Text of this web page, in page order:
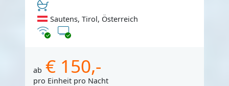
Sautens, Tirol, Österreich
Internet
TV
ab € 150,-
pro Einheit pro Nacht